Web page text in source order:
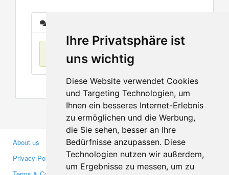
Ihre Privatsphäre ist
uns wichtig
Diese Website verwendet Cookies
und Targeting Technologien, um
Ihnen ein besseres Internet-Erlebnis
zu ermöglichen und die Werbung,
die Sie sehen, besser an Ihre
Bedürfnisse anzupassen. Diese
Technologien nutzen wir außerdem,
um Ergebnisse zu messen, um zu
No items found
About us
Privacy Policy
Business Partners
Investors